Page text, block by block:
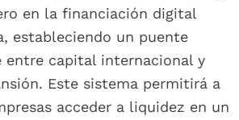
en la financiación digital
estableciendo un puente
entre capital internacional y
Este sistema permitirá a
acceder a liquidez en un